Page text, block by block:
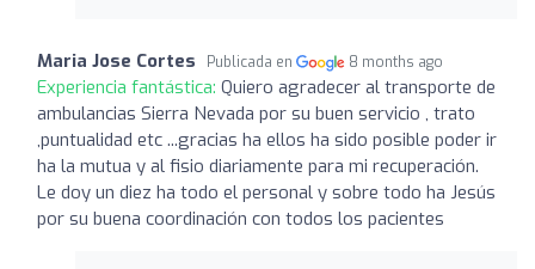
Maria Jose Cortes Publicada en 8 months ago
Experiencia fantástica: Quiero agradecer al transporte de
ambulancias Sierra Nevada por su buen servicio , trato
,puntualidad etc ...gracias ha ellos ha sido posible poder ir
ha la mutua y al fisio diariamente para mi recuperación.
Le doy un diez ha todo el personal y sobre todo ha Jesús
por su buena coordinación con todos los pacientes